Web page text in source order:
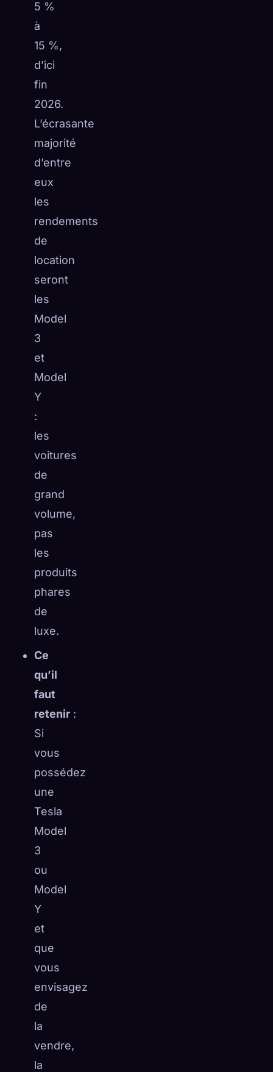
5 %
à
15 %,
d’ici
fin
2026.
L’écrasante
majorité
d’entre
eux
les
rendements
de
location
seront
les
Model
3
et
Model
Y
:
les
voitures
de
grand
volume,
pas
les
produits
phares
de
luxe.
Ce
qu’il
faut
retenir :
Si
vous
possédez
une
Tesla
Model
3
ou
Model
Y
et
que
vous
envisagez
de
la
vendre,
la